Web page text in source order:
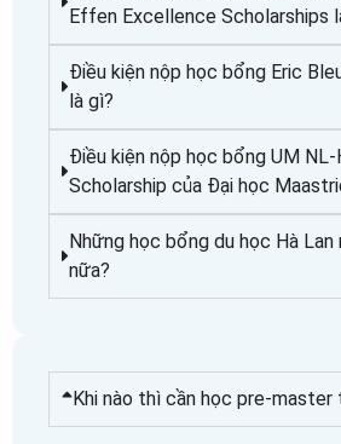
Effen Excellence Scholarships
Điều kiện nộp học bổng Eric
là gì?
Điều kiện nộp học bổng UM
Scholarship của Đại học
Những học bổng du học Hà Lan
nữa?
Khi nào thì cần học pre-master